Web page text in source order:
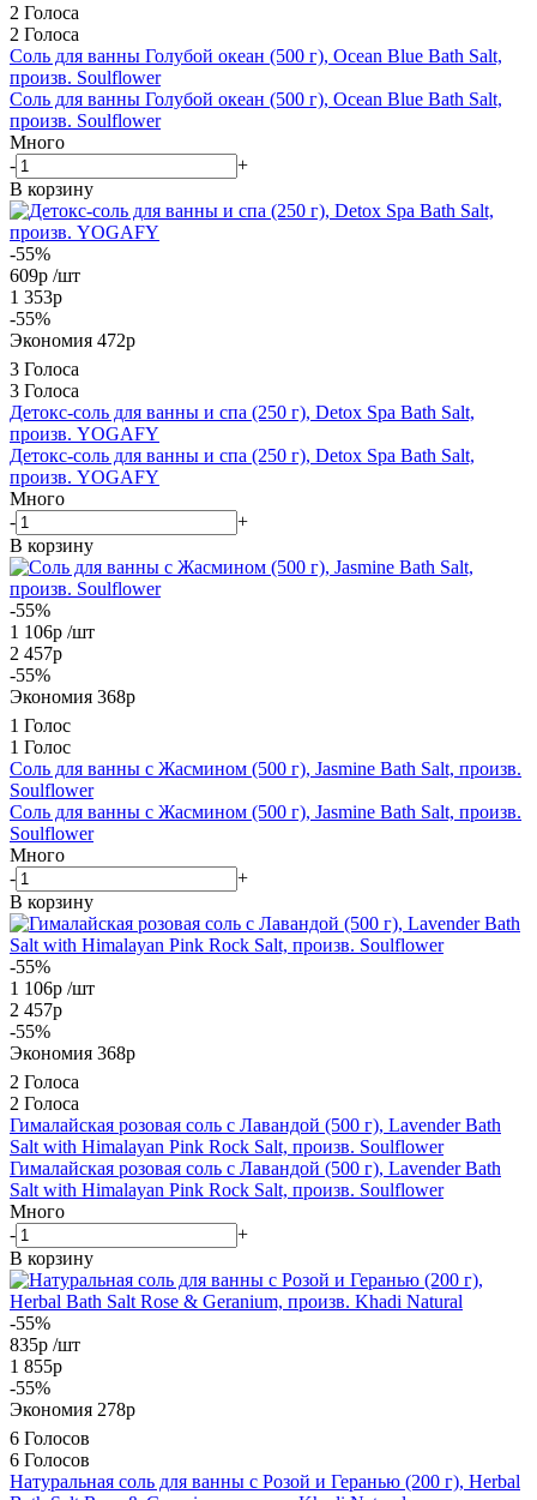
2 Голоса
2 Голоса
Соль для ванны Голубой океан (500 г), Ocean Blue Bath Salt,
произв. Soulflower
Соль для ванны Голубой океан (500 г), Ocean Blue Bath Salt,
произв. Soulflower
Много
-
+
В корзину
-55%
609р /шт
1 353р
-55%
Экономия 472р
3 Голоса
3 Голоса
Детокс-соль для ванны и спа (250 г), Detox Spa Bath Salt,
произв. YOGAFY
Детокс-соль для ванны и спа (250 г), Detox Spa Bath Salt,
произв. YOGAFY
Много
-
+
В корзину
-55%
1 106р /шт
2 457р
-55%
Экономия 368р
1 Голос
1 Голос
Соль для ванны с Жасмином (500 г), Jasmine Bath Salt, произв.
Soulflower
Соль для ванны с Жасмином (500 г), Jasmine Bath Salt, произв.
Soulflower
Много
-
+
В корзину
-55%
1 106р /шт
2 457р
-55%
Экономия 368р
2 Голоса
2 Голоса
Гималайская розовая соль с Лавандой (500 г), Lavender Bath
Salt with Himalayan Pink Rock Salt, произв. Soulflower
Гималайская розовая соль с Лавандой (500 г), Lavender Bath
Salt with Himalayan Pink Rock Salt, произв. Soulflower
Много
-
+
В корзину
-55%
835р /шт
1 855р
-55%
Экономия 278р
6 Голосов
6 Голосов
Натуральная соль для ванны с Розой и Геранью (200 г), Herbal